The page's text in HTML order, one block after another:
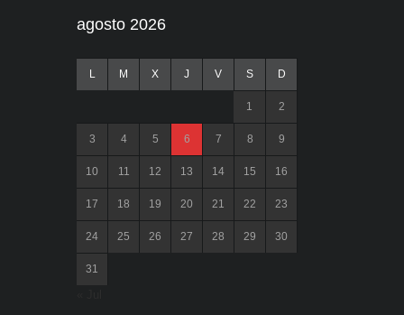
agosto 2026
L M X J V S D
1 2
3 4 5 6 7 8 9
10 11 12 13 14 15 16
17 18 19 20 21 22 23
24 25 26 27 28 29 30
31